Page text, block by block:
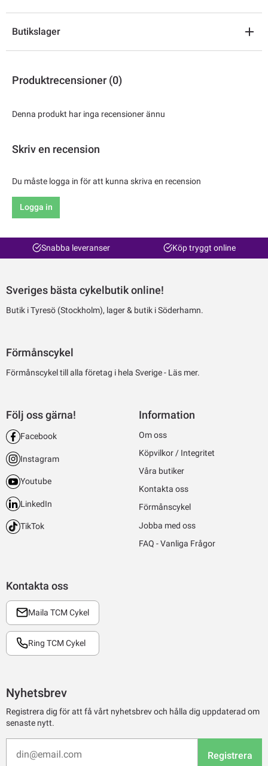
Butikslager
Produktrecensioner (0)
Denna produkt har inga recensioner ännu
Skriv en recension
Du måste logga in för att kunna skriva en recension
Logga in
Snabba leveranser Köp tryggt online
Sveriges bästa cykelbutik online!
Butik i Tyresö (Stockholm), lager & butik i Söderhamn.
Förmånscykel
Förmånscykel till alla företag i hela Sverige - Läs mer.
Kontakta oss
Maila TCM Cykel
Ring TCM Cykel
Följ oss gärna!
Facebook
Instagram
Youtube
LinkedIn
TikTok
Information
Om oss
Köpvilkor / Integritet
Våra butiker
Kontakta oss
Förmånscykel
Jobba med oss
FAQ - Vanliga Frågor
Nyhetsbrev
Registrera dig för att få vårt nyhetsbrev och hålla dig uppdaterad om
senaste nytt.
Registrera